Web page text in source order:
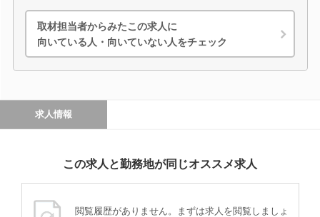
取材担当者からみたこの求人に
向いている人・向いていない人をチェック
求人情報
この求人と勤務地が同じオススメ求人
閲覧履歴がありません。まずは求人を閲覧しましょ